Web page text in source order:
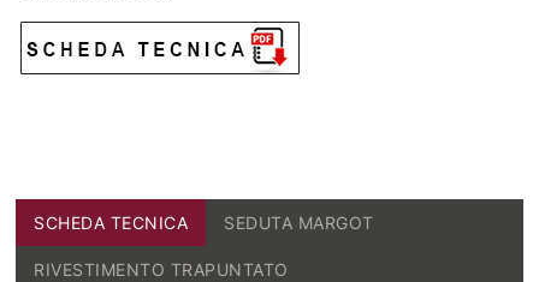
SCHEDA TECNICA SEDUTA MARGOT
RIVESTIMENTO TRAPUNTATO